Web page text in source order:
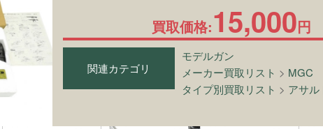
買取価格:15,000円
関連カテゴリ
モデルガン
メーカー買取リスト > MGC
タイプ別買取リスト > アサル